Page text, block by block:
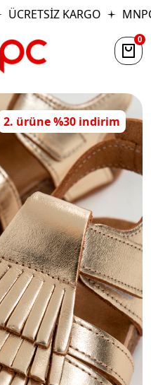
ÜCRETSİZ KARGO MNPC
0
2. ürüne %30 indirim